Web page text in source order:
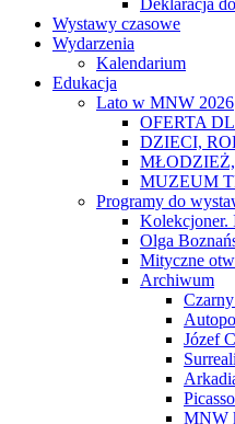
Deklaracja
Wystawy czasowe
Wydarzenia
Kalendarium
Edukacja
Lato w MNW 2026
OFERTA
DZIECI,
MUZEUM
Programy do
Kolekcjoner.
Olga
Mityczne
Archiwum
Józef
Picasso
MNW